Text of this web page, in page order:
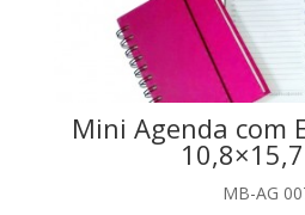
Mini Agenda com
MB-AG